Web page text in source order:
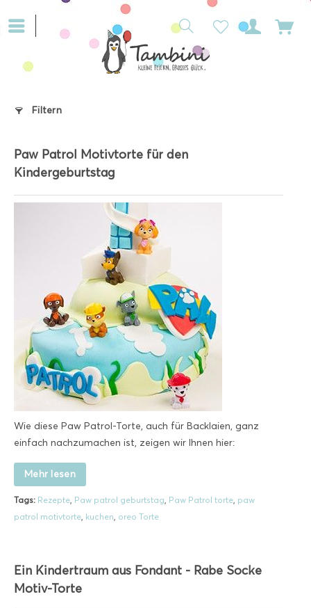
Filtern
Paw Patrol Motivtorte für den
Kindergeburtstag
Wie diese Paw Patrol-Torte, auch für Backlaien, ganz
einfach nachzumachen ist, zeigen wir Ihnen hier:
Mehr lesen
Tags: Rezepte, Paw patrol geburtstag, Paw Patrol torte, paw
patrol motivtorte, kuchen, oreo Torte
Ein Kindertraum aus Fondant - Rabe Socke
Motiv-Torte